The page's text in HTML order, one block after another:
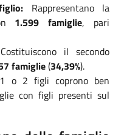
Rappresentano la
1.599 famiglie, pari
Costituiscono il secondo
famiglie(34,39%).
o 2 figli coprono ben
con figli presenti sul